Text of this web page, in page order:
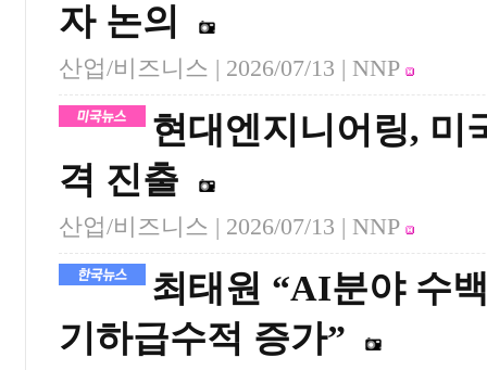
자 논의
산업/비즈니스 | 2026/07/13 | NNP
현대엔지니어링, 미
격 진출
산업/비즈니스 | 2026/07/13 | NNP
최태원 “AI분야 수
기하급수적 증가”